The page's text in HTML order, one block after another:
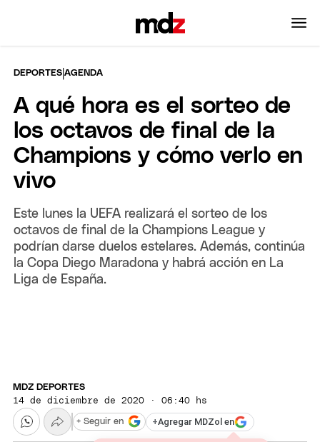
DEPORTES |AGENDA
A qué hora es el sorteo de
los octavos de final de la
Champions y cómo verlo en
vivo
Este lunes la UEFA realizará el sorteo de los
octavos de final de la Champions League y
podrían darse duelos estelares. Además, continúa
la Copa Diego Maradona y habrá acción en La
Liga de España.
MDZ DEPORTES
14 de diciembre de 2020 · 06:40 hs
+Agregar MDZol en
+ Seguir en